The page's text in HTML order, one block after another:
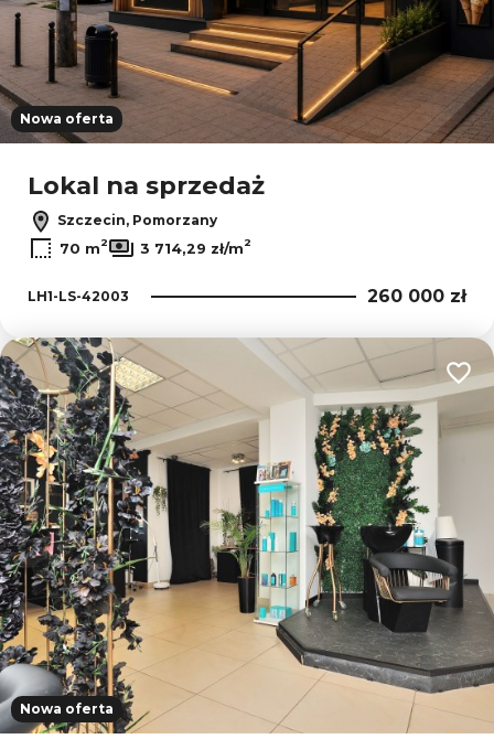
Nowa oferta
Lokal na sprzedaż
Szczecin, Pomorzany
70 m2 3 714,29 zł/m2
LH1-LS-42003 260 000 zł
Nowa oferta